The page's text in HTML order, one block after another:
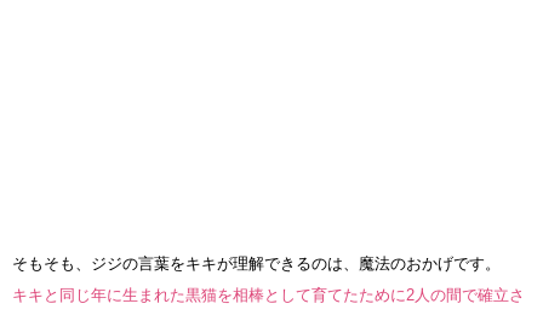
そもそも、ジジの言葉をキキが理解できるのは、魔法のおかげです。
キキと同じ年に生まれた黒猫を相棒として育てたために2人の間で確立さ